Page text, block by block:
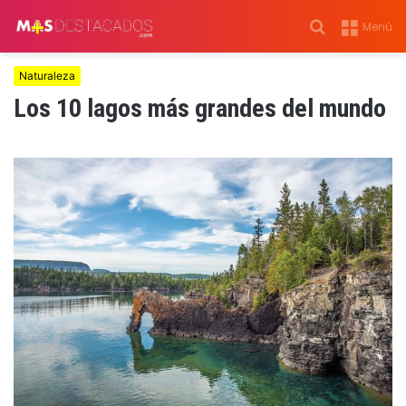
Menú
Buscar
por
Naturaleza
Los 10 lagos más grandes del mundo